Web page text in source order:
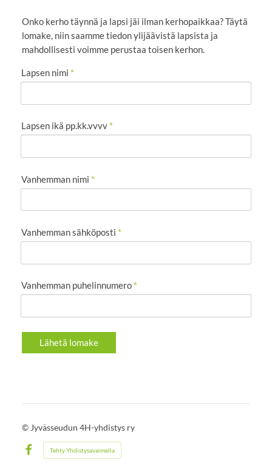
Onko kerho täynnä ja lapsi jäi ilman kerhopaikkaa? Täytä
lomake, niin saamme tiedon ylijäävistä lapsista ja
mahdollisesti voimme perustaa toisen kerhon.
Lapsen nimi *
Lapsen ikä pp.kk.vvvv *
Vanhemman nimi *
Vanhemman sähköposti *
Vanhemman puhelinnumero *
Lähetä lomake
© Jyvässeudun 4H-yhdistys ry
Facebook
Tehty Yhdistysavaimella